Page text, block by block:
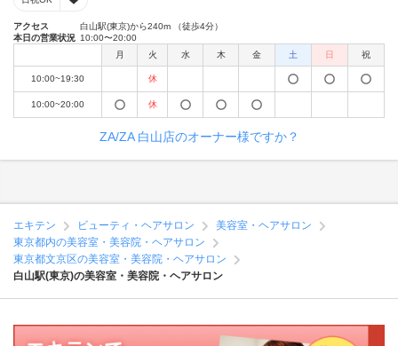
アクセス
白山駅(東京)から240m （徒歩4分）
本日の営業状況 10:00〜20:00
月
火 水 木 金 土 日 祝
10:00~19:30 休
10:00~20:00 休
ZA/ZA 白山店のオーナー様ですか？
エキテン ビューティ・ヘアサロン
美容室・ヘアサロン
東京都内の美容室・美容院・ヘアサロン
東京都文京区の美容室・美容院・ヘアサロン
白山駅(東京)の美容室・美容院・ヘアサロン